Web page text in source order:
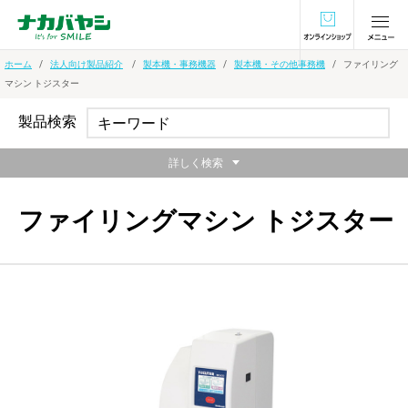
オンラインショ
ホーム 法人向け製品紹介 製本機・事務機器 製本機・その他事務機
ファイリング
マシン トジスター
ファイリングマシン トジスター
製品検索
詳しく検索